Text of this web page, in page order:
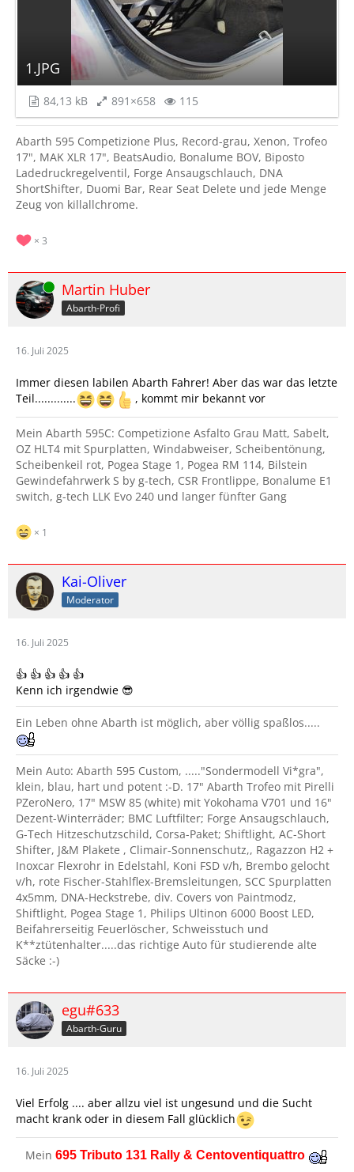
1.JPG
84,13 kB 891×658 115
Abarth 595 Competizione Plus, Record-grau, Xenon, Trofeo
17", MAK XLR 17", BeatsAudio, Bonalume BOV, Biposto
Ladedruckregelventil, Forge Ansaugschlauch, DNA
ShortShifter, Duomi Bar, Rear Seat Delete und jede Menge
Zeug von killallchrome.
3
Online Martin Huber
Abarth-Profi
16. Juli 2025
Immer diesen labilen Abarth Fahrer! Aber das war das letzte
Teil.............
, kommt mir bekannt vor
Mein Abarth 595C: Competizione Asfalto Grau Matt, Sabelt,
OZ HLT4 mit Spurplatten, Windabweiser, Scheibentönung,
Scheibenkeil rot, Pogea Stage 1, Pogea RM 114, Bilstein
Gewindefahrwerk S by g-tech, CSR Frontlippe, Bonalume E1
switch, g-tech LLK Evo 240 und langer fünfter Gang
1
Kai-Oliver
Moderator
16. Juli 2025
👍 👍 👍 👍 👍
Kenn ich irgendwie 😎
Ein Leben ohne Abarth ist möglich, aber völlig spaßlos.....
Mein Auto: Abarth 595 Custom, ....."Sondermodell Vi*gra",
klein, blau, hart und potent :-D. 17" Abarth Trofeo mit Pirelli
PZeroNero, 17" MSW 85 (white) mit Yokohama V701 und 16"
Dezent-Winterräder; BMC Luftfilter; Forge Ansaugschlauch,
G-Tech Hitzeschutzschild, Corsa-Paket; Shiftlight, AC-Short
Shifter, J&M Plakete , Climair-Sonnenschutz,, Ragazzon H2 +
Inoxcar Flexrohr in Edelstahl, Koni FSD v/h, Brembo gelocht
v/h, rote Fischer-Stahlflex-Bremsleitungen, SCC Spurplatten
4x5mm, DNA-Heckstrebe, div. Covers von Paintmodz,
Shiftlight, Pogea Stage 1, Philips Ultinon 6000 Boost LED,
Beifahrerseitig Feuerlöscher, Schweisstuch und
K**ztütenhalter.....das richtige Auto für studierende alte
Säcke :-)
egu#633
Abarth-Guru
16. Juli 2025
Viel Erfolg .... aber allzu viel ist ungesund und die Sucht
macht krank oder in diesem Fall glücklich
Mein 695 Tributo 131 Rally & Centoventiquattro